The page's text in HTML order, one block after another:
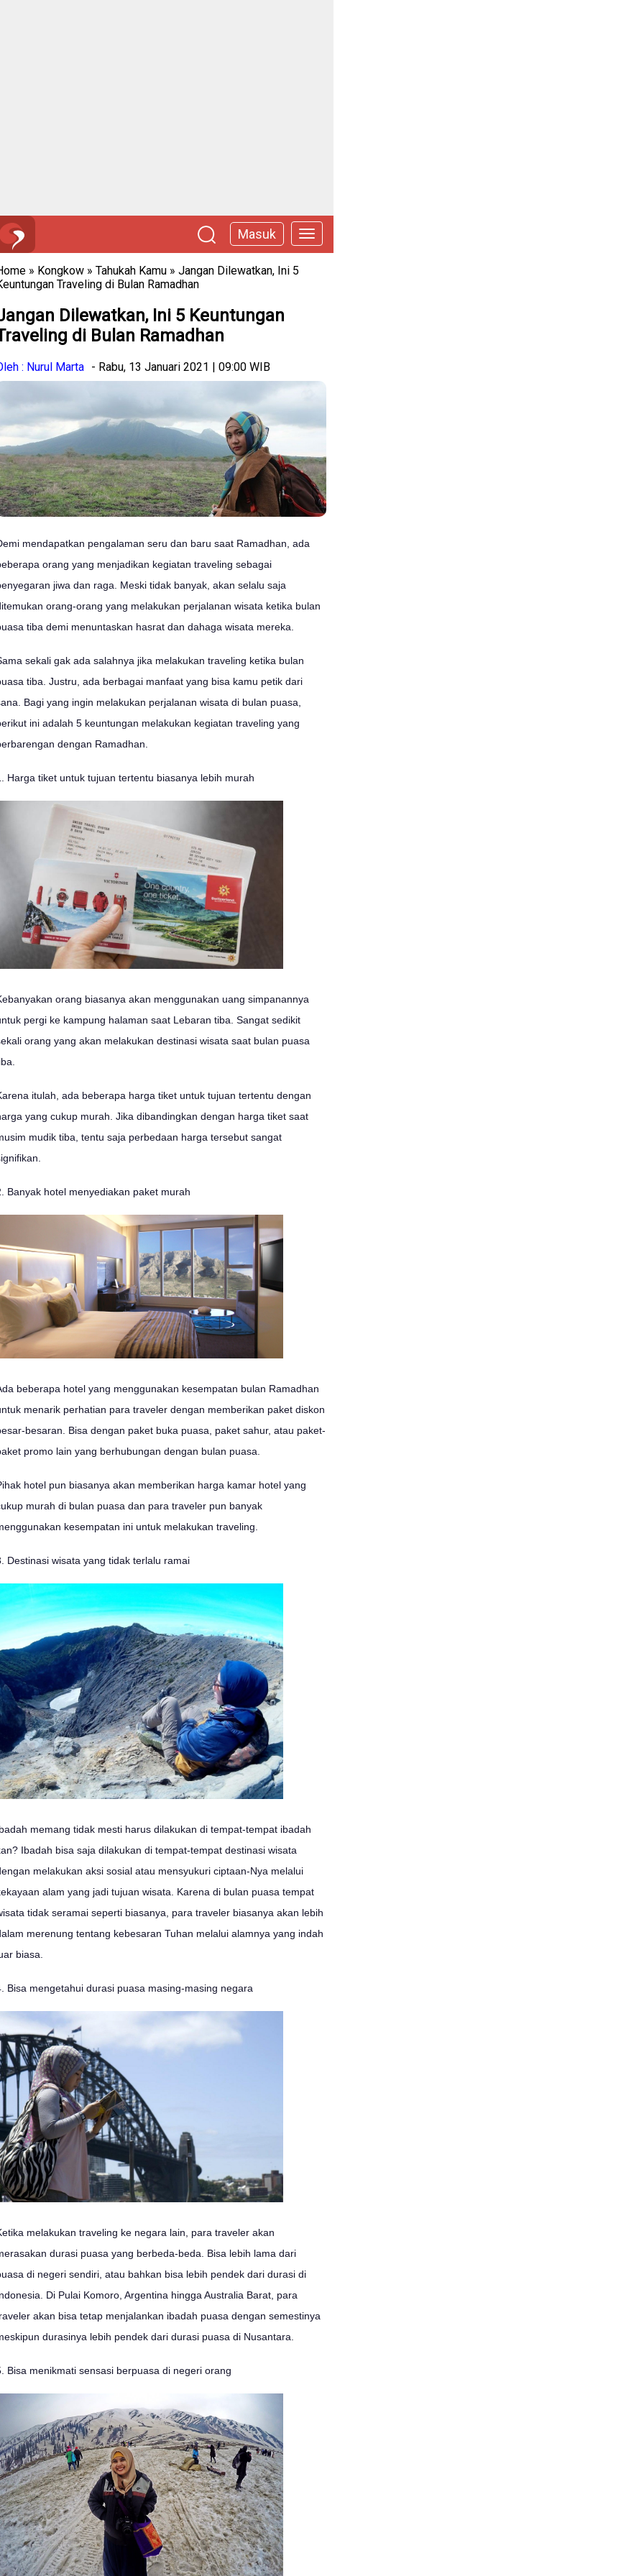
Masuk
» Kongkow » Tahukah Kamu » Jangan Dilewatkan, Ini 5
Traveling di Bulan Ramadhan
Dilewatkan, Ini 5 Keuntungan
di Bulan Ramadhan
: Nurul Marta - Rabu, 13 Januari 2021 | 09:00 WIB
mendapatkan pengalaman seru dan baru saat Ramadhan, ada
orang yang menjadikan kegiatan traveling sebagai
jiwa dan raga. Meski tidak banyak, akan selalu saja
orang-orang yang melakukan perjalanan wisata ketika bulan
tiba demi menuntaskan hasrat dan dahaga wisata mereka.
sekali gak ada salahnya jika melakukan traveling ketika bulan
tiba. Justru, ada berbagai manfaat yang bisa kamu petik dari
Bagi yang ingin melakukan perjalanan wisata di bulan puasa,
ini adalah 5 keuntungan melakukan kegiatan traveling yang
dengan Ramadhan.
Harga tiket untuk tujuan tertentu biasanya lebih murah
orang biasanya akan menggunakan uang simpanannya
pergi ke kampung halaman saat Lebaran tiba. Sangat sedikit
orang yang akan melakukan destinasi wisata saat bulan puasa
itulah, ada beberapa harga tiket untuk tujuan tertentu dengan
yang cukup murah. Jika dibandingkan dengan harga tiket saat
mudik tiba, tentu saja perbedaan harga tersebut sangat
Banyak hotel menyediakan paket murah
beberapa hotel yang menggunakan kesempatan bulan Ramadhan
menarik perhatian para traveler dengan memberikan paket diskon
besaran. Bisa dengan paket buka puasa, paket sahur, atau paket-
promo lain yang berhubungan dengan bulan puasa.
hotel pun biasanya akan memberikan harga kamar hotel yang
murah di bulan puasa dan para traveler pun banyak
kesempatan ini untuk melakukan traveling.
Destinasi wisata yang tidak terlalu ramai
memang tidak mesti harus dilakukan di tempat-tempat ibadah
Ibadah bisa saja dilakukan di tempat-tempat destinasi wisata
melakukan aksi sosial atau mensyukuri ciptaan-Nya melalui
alam yang jadi tujuan wisata. Karena di bulan puasa tempat
tidak seramai seperti biasanya, para traveler biasanya akan lebih
merenung tentang kebesaran Tuhan melalui alamnya yang indah
biasa.
Bisa mengetahui durasi puasa masing-masing negara
melakukan traveling ke negara lain, para traveler akan
durasi puasa yang berbeda-beda. Bisa lebih lama dari
di negeri sendiri, atau bahkan bisa lebih pendek dari durasi di
Di Pulai Komoro, Argentina hingga Australia Barat, para
akan bisa tetap menjalankan ibadah puasa dengan semestinya
durasinya lebih pendek dari durasi puasa di Nusantara.
Bisa menikmati sensasi berpuasa di negeri orang